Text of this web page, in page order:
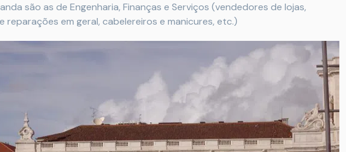
são as de Engenharia, Finanças e Serviços (vendedores de lojas,
em geral, cabelereiros e manicures, etc.)